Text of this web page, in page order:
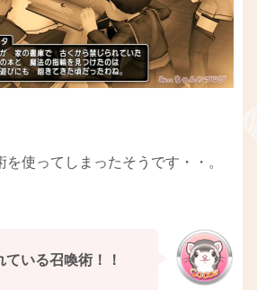
を使ってしまったそうです・・。
ている召喚術！！